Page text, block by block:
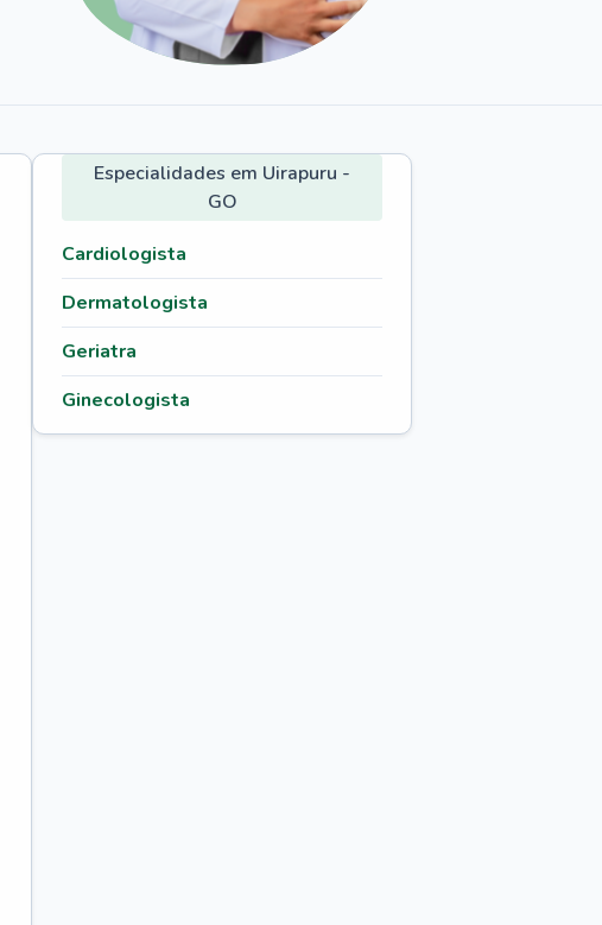
Especialidades em Uirapuru -
GO
Cardiologista
Dermatologista
Geriatra
Ginecologista